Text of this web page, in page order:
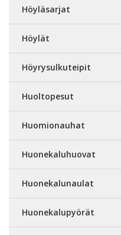
Höyläsarjat
Höylät
Höyrysulkuteipit
Huoltopesut
Huomionauhat
Huonekaluhuovat
Huonekalunaulat
Huonekalupyörät